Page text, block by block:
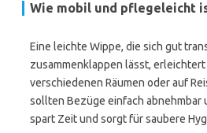
Wie mobil und pflegeleicht
Eine leichte Wippe, die sich gut
zusammenklappen lässt, erleichtert
verschiedenen Räumen oder auf
sollten Bezüge einfach abnehmbar
spart Zeit und sorgt für saubere